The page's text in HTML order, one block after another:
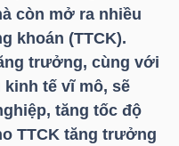
còn mở ra nhiều
khoán (TTCK).
trưởng, cùng với
tế vĩ mô, sẽ
tăng tốc độ
TTCK tăng trưởng